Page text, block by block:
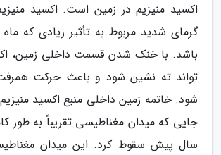
اکسید منیزیم در زمین است. اکسید
گرمای شدید مربوط به تأثیر زیادی که ماه
باشد. با خنک شدن قسمت داخلی زمین،
تواند ته نشین شود و باعث حرکت همرفت
شود. خاتمه زمین داخلی منبع اکسید
سال پیش سقوط کرد. این میدان